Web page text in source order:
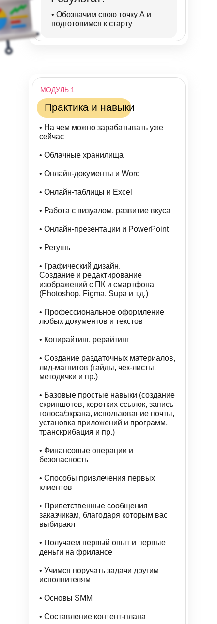
• Обозначим свою точку А и
подготовимся к старту
МОДУЛЬ 1
Практика и навыки
• На чем можно зарабатывать уже
сейчас
• Облачные хранилища
• Онлайн-документы и Word
• Онлайн-таблицы и Excel
• Работа с визуалом, развитие вкуса
• Онлайн-презентации и PowerPoint
• Ретушь
• Графический дизайн.
Создание и редактирование
изображений с ПК и смартфона
(Photoshop, Figma, Supa и т.д.)
• Профессиональное оформление
любых документов и текстов
• Копирайтинг, рерайтинг
• Создание раздаточных материалов,
лид-магнитов (гайды, чек-листы,
методички и пр.)
• Базовые простые навыки (создание
скриншотов, коротких ссылок, запись
голоса/экрана, использование почты,
установка приложений и программ,
транскрибация и пр.)
• Финансовые операции и
безопасность
• Способы привлечения первых
клиентов
• Приветственные сообщения
заказчикам, благодаря которым вас
выбирают
• Получаем первый опыт и первые
деньги на фрилансе
• Учимся поручать задачи другим
исполнителям
• Основы SMM
• Составление контент-плана